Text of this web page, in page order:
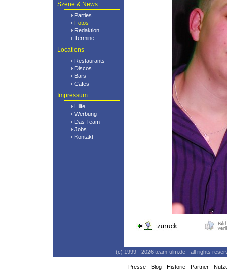
Szene & News
Parties
Fotos
Redaktion
Termine
Locations
Restaurants
Discos
Bars
Cafes
Impressum
Hilfe
Werbung
Das Team
Jobs
Kontakt
(c) 1999 - 2026 team-ulm.de - all rights
- Presse- Blog- Historie- Partner-